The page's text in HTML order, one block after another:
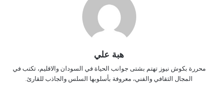
هبة علي
محررة بكوش نيوز تهتم بشتى جوانب الحياة في السودان والاقليم، تكتب في
المجال الثقافي والفني، معروفة بأسلوبها السلس والجاذب للقارئ.